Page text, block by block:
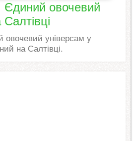
Єдиний овочевий
універсам у
на Салтівці.